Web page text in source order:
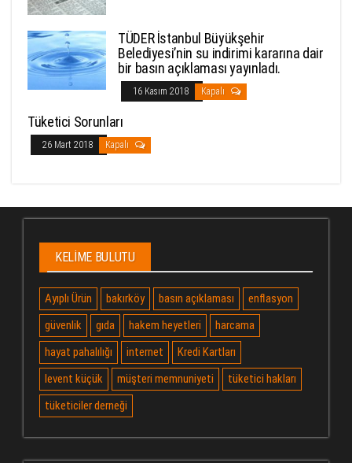
TÜDER İstanbul Büyükşehir
Belediyesi’nin su indirimi kararına dair
bir basın açıklaması yayınladı.
16 Kasım 2018 Kapalı
Tüketici Sorunları
26 Mart 2018 Kapalı
KELIME BULUTU
Ayıplı Ürün bakırköy basın açıklaması
enflasyon
güvenlik
gıda hakem heyetleri
harcama
hayat pahalılığı
internet
Kredi Kartları
levent küçük
müşteri memnuniyeti
tüketici hakları
tüketiciler derneği